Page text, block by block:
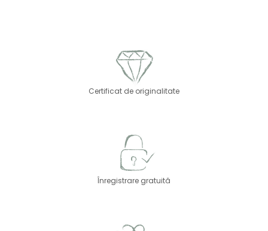
Certificat de originalitate
Înregistrare gratuită